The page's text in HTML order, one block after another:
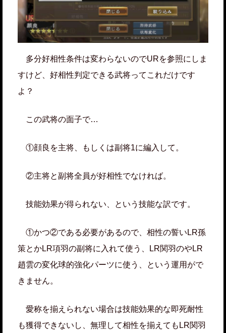
多分好相性条件は変わらないのでURを参照にしま
すけど、好相性判定できる武将ってこれだけです
よ？
この武将の面子で…
①顔良を主将、もしくは副将1に編入して。
②主将と副将全員が好相性でなければ。
技能効果が得られない、という技能な訳です。
①かつ②である必要があるので、相性の誓いLR孫
策とかLR項羽の副将に入れて使う、LR関羽のやLR
趙雲の変化球的強化パーツに使う、という運用がで
きません。
愛称を揃えられない場合は技能効果的な即死耐性
も獲得できないし、無理して相性を揃えてもLR関羽